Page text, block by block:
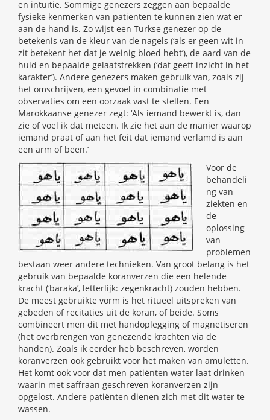
en intuïtie. Sommige genezers zeggen aan bepaalde
fysieke kenmerken van patiënten te kunnen zien wat er
aan de hand is. Zo wijst een Turkse genezer op de
betekenis van de kleur van de nagels (‘als er geen wit in
zit betekent het dat je weinig bloed hebt’), de aard van de
huid en bepaalde gelaatstrekken (‘dat geeft inzicht in het
karakter’). Andere genezers maken gebruik van, zoals zij
het omschrijven, een gevoel in combinatie met
observaties om een oorzaak vast te stellen. Een
Marokkaanse genezer zegt: ‘Als iemand bewerkt is, dan
zie of voel ik dat meteen. Ik zie het aan de manier waarop
iemand praat of aan het feit dat iemand verlamd is aan
een arm of been.’
Voor de
behandeli
ng van
ziekten en
de
oplossing
van
problemen
bestaan weer andere technieken. Van groot belang is het
gebruik van bepaalde koranverzen die een helende
kracht (‘baraka’, letterlijk: zegenkracht) zouden hebben.
De meest gebruikte vorm is het ritueel uitspreken van
gebeden of recitaties uit de koran, of beide. Soms
combineert men dit met handoplegging of magnetiseren
(het overbrengen van genezende krachten via de
handen). Zoals ik eerder heb beschreven, worden
koranverzen ook gebruikt voor het maken van amuletten.
Het komt ook voor dat men patiënten water laat drinken
waarin met saffraan geschreven koranverzen zijn
opgelost. Andere patiënten dienen zich met dit water te
wassen.